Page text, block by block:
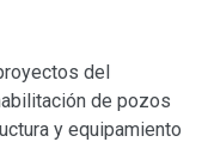
del
de pozos
y equipamiento